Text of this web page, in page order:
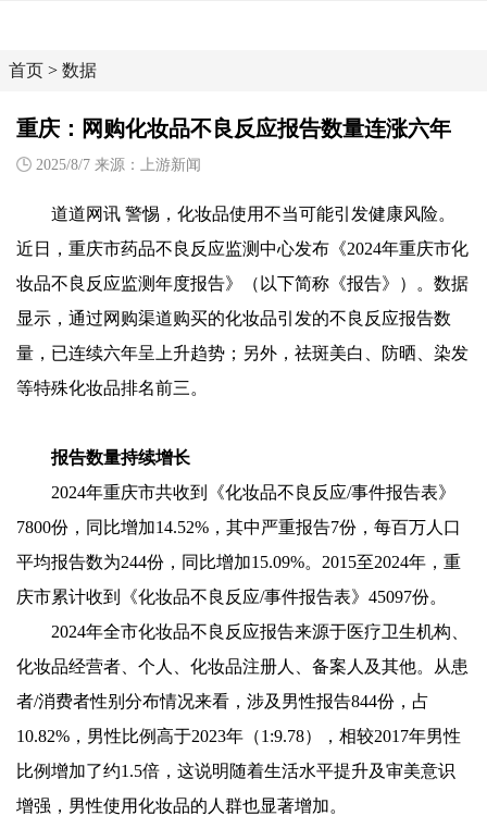
首页 > 数据
重庆：网购化妆品不良反应报告数量连涨六年
2025/8/7 来源：上游新闻
道道网讯 警惕，化妆品使用不当可能引发健康风险。
近日，重庆市药品不良反应监测中心发布《2024年重庆市化
妆品不良反应监测年度报告》（以下简称《报告》）。数据
显示，通过网购渠道购买的化妆品引发的不良反应报告数
量，已连续六年呈上升趋势；另外，祛斑美白、防晒、染发
等特殊化妆品排名前三。
报告数量持续增长
2024年重庆市共收到《化妆品不良反应/事件报告表》
7800份，同比增加14.52%，其中严重报告7份，每百万人口
平均报告数为244份，同比增加15.09%。2015至2024年，重
庆市累计收到《化妆品不良反应/事件报告表》45097份。
2024年全市化妆品不良反应报告来源于医疗卫生机构、
化妆品经营者、个人、化妆品注册人、备案人及其他。从患
者/消费者性别分布情况来看，涉及男性报告844份，占
10.82%，男性比例高于2023年（1:9.78），相较2017年男性
比例增加了约1.5倍，这说明随着生活水平提升及审美意识
增强，男性使用化妆品的人群也显著增加。